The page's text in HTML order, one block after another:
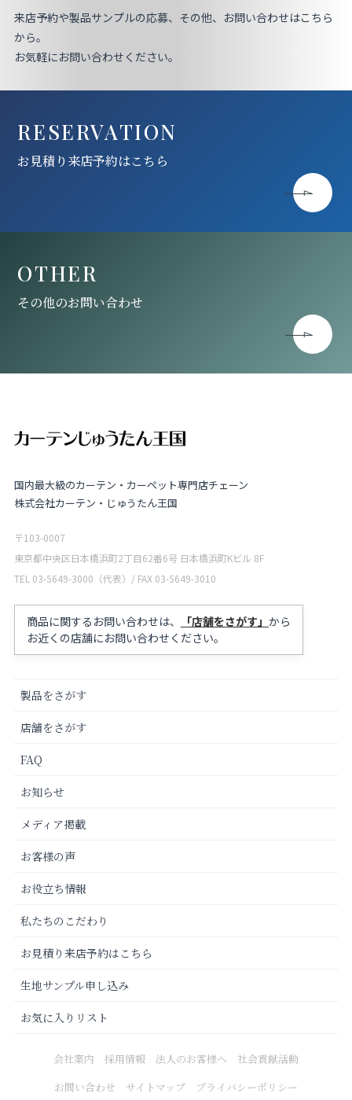
来店予約や製品サンプルの応募、その他、お問い合わせはこちら
から。
お気軽にお問い合わせください。
RESERVATION
お見積り来店予約はこちら
OTHER
その他のお問い合わせ
国内最大級のカーテン・カーペット専門店チェーン
株式会社カーテン・じゅうたん王国
〒103-0007
東京都中央区日本橋浜町2丁目62番6号 日本橋浜町Kビル 8F
TEL 03-5649-3000（代表）/ FAX 03-5649-3010
商品に関するお問い合わせは、 「店舗をさがす」 から
お近くの店舗にお問い合わせください。
製品をさがす
店舗をさがす
FAQ
お知らせ
メディア掲載
お客様の声
お役立ち情報
私たちのこだわり
お見積り来店予約はこちら
生地サンプル申し込み
お気に入りリスト
会社案内 採用情報 法人のお客様へ
社会貢献活動
お問い合わせ
サイトマップ プライバシーポリシー